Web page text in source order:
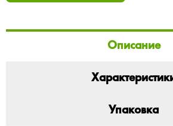
Описание
Упаковка